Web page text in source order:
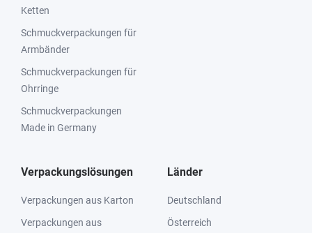
Ketten
Schmuckverpackungen für
Armbänder
Schmuckverpackungen für
Ohrringe
Schmuckverpackungen
Made in Germany
Verpackungslösungen
Verpackungen aus Karton
Verpackungen aus
Länder
Deutschland
Österreich